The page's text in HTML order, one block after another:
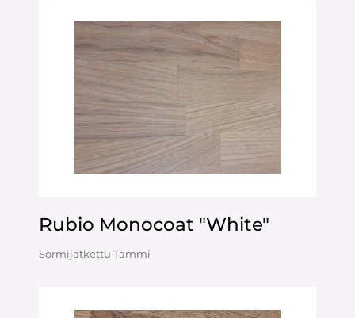
Rubio Monocoat "White"
Sormijatkettu Tammi